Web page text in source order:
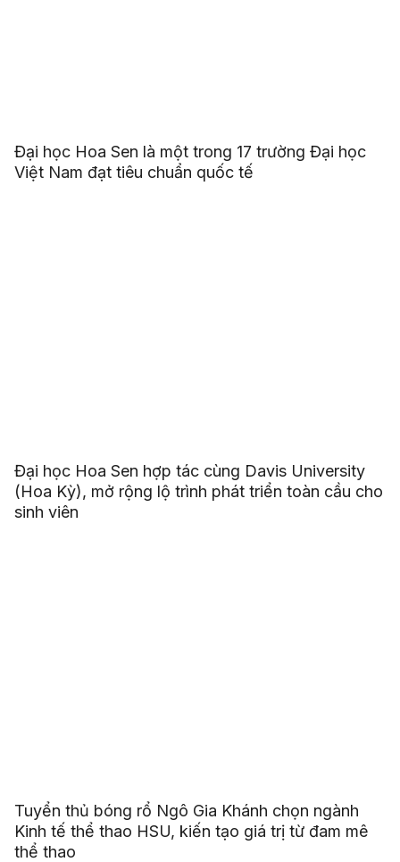
Đại học Hoa Sen là một trong 17 trường Đại học
Việt Nam đạt tiêu chuẩn quốc tế
Đại học Hoa Sen hợp tác cùng Davis University
(Hoa Kỳ), mở rộng lộ trình phát triển toàn cầu cho
sinh viên
Tuyển thủ bóng rổ Ngô Gia Khánh chọn ngành
Kinh tế thể thao HSU, kiến tạo giá trị từ đam mê
thể thao